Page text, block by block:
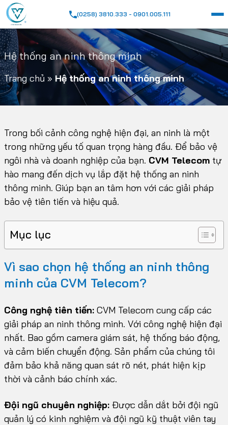
(0258) 3810.333 - 0901.005.111
Hệ thống an ninh thông minh
Trang chủ » Hệ thống an ninh thông minh
Trong bối cảnh công nghệ hiện đại, an ninh là một
trong những yếu tố quan trọng hàng đầu. Để bảo vệ
ngôi nhà và doanh nghiệp của bạn. CVM Telecom tự
hào mang đến dịch vụ lắp đặt hệ thống an ninh
thông minh. Giúp bạn an tâm hơn với các giải pháp
bảo vệ tiên tiến và hiệu quả.
Mục lục
Vì sao chọn hệ thống an ninh thông
minh của CVM Telecom?
Công nghệ tiên tiến: CVM Telecom cung cấp các
giải pháp an ninh thông minh. Với công nghệ hiện đại
nhất. Bao gồm camera giám sát, hệ thống báo động,
và cảm biến chuyển động. Sản phẩm của chúng tôi
đảm bảo khả năng quan sát rõ nét, phát hiện kịp
thời và cảnh báo chính xác.
Đội ngũ chuyên nghiệp: Được dẫn dắt bởi đội ngũ
quản lý có kinh nghiệm và đội ngũ kỹ thuật viên tay